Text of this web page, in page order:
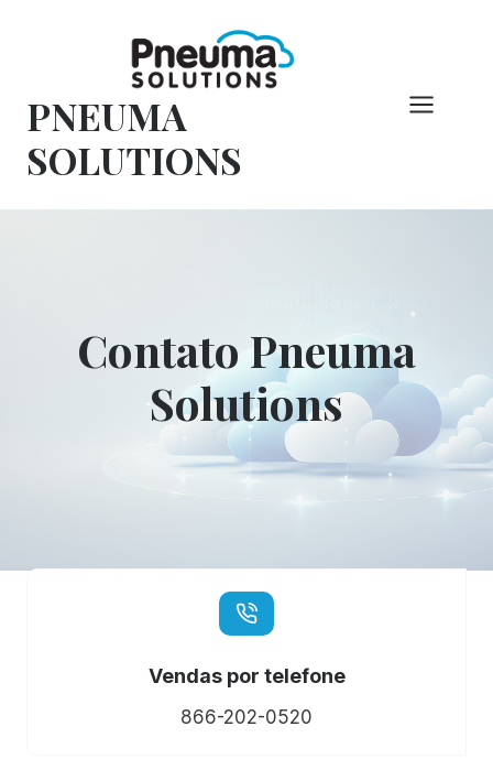
conteúdo
PNEUMA
SOLUTIONS
Contato Pneuma
Solutions
Vendas por telefone
866-202-0520